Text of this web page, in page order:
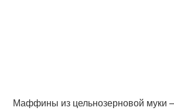
Маффины из цельнозерновой муки